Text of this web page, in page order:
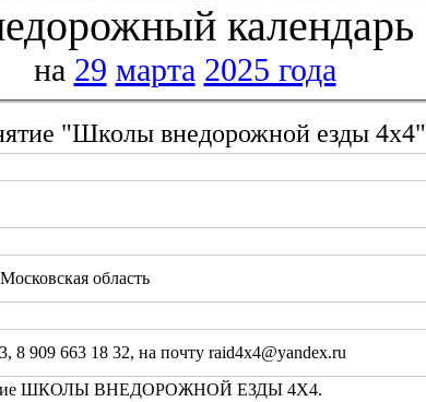
календарь
на 29 марта 2025 года
"Школы внедорожной езды 4х4"
область
8 909 663 18 32, на почту raid4x4@yandex.ru
ШКОЛЫ ВНЕДОРОЖНОЙ ЕЗДЫ 4Х4.